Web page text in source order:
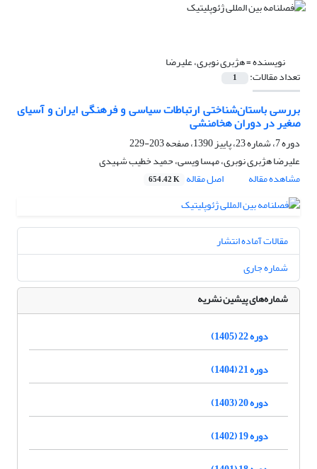
نویسنده =هژبری نوبری، علیرضا
تعداد مقالات: 1
بررسی باستان‌شناختی ارتباطات سیاسی و فرهنگی ایران و آسیای
صغیر در دوران هخامنشی
دوره 7، شماره 23، پاییز 1390، صفحه
203-229
علیرضا هژبری نوبری، مهسا ویسی، حمید خطیب شهیدی
مشاهده مقاله
اصل مقاله 654.42 K
مقالات آماده انتشار
شماره جاری
شماره‌های پیشین نشریه
دوره 22 (1405)
دوره 21 (1404)
دوره 20 (1403)
دوره 19 (1402)